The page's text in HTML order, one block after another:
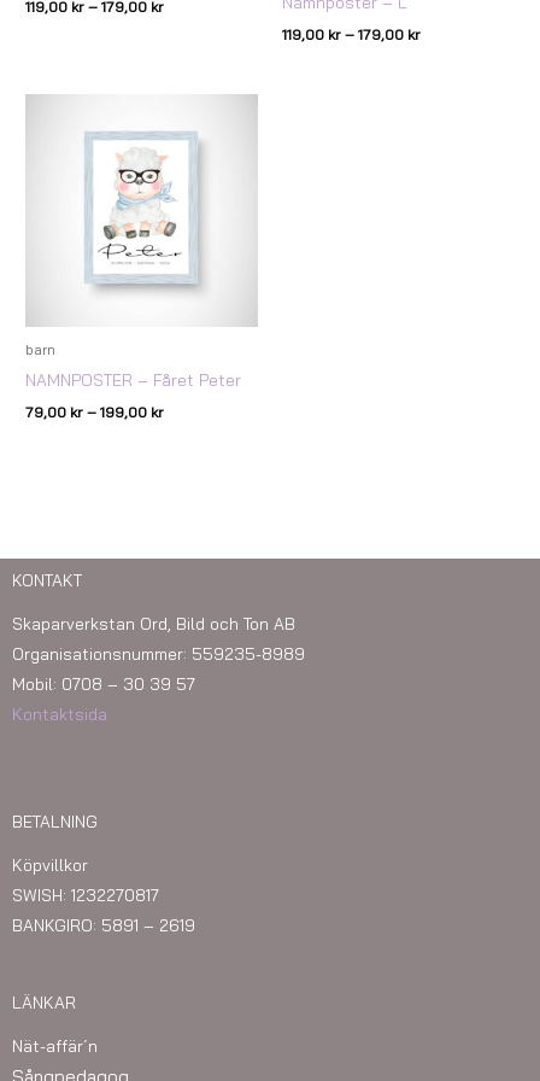
119,00 kr – 179,00 kr
119,00 kr – 179,00 kr
barn
NAMNPOSTER – Fåret Peter
79,00 kr – 199,00 kr
till
199,00 kr
KONTAKT
Skaparverkstan Ord, Bild och Ton AB
Organisationsnummer: 559235-8989
Mobil: 0708 – 30 39 57
Kontaktsida
BETALNING
Köpvillkor
SWISH: 1232270817
BANKGIRO: 5891 – 2619
LÄNKAR
Nät-affär´n